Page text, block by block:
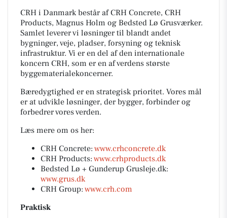
CRH i Danmark består af CRH Concrete, CRH
Products, Magnus Holm og Bedsted Lø Grusværker.
Samlet leverer vi løsninger til blandt andet
bygninger, veje, pladser, forsyning og teknisk
infrastruktur. Vi er en del af den internationale
koncern CRH, som er en af verdens største
byggematerialekoncerner.
Bæredygtighed er en strategisk prioritet. Vores mål
er at udvikle løsninger, der bygger, forbinder og
forbedrer vores verden.
Læs mere om os her:
CRH Concrete: www.crhconcrete.dk
CRH Products: www.crhproducts.dk
Bedsted Lø + Gunderup Grusleje.dk:
www.grus.dk
CRH Group: www.crh.com
Praktisk